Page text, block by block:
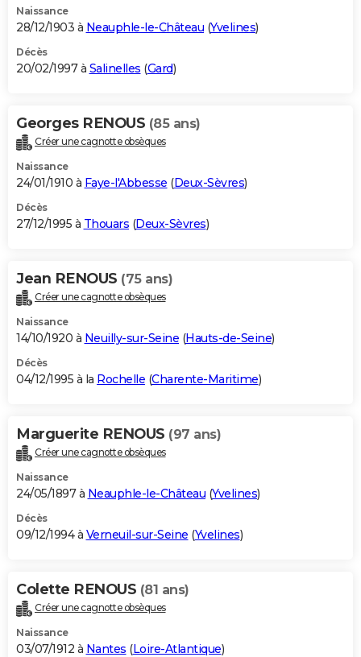
Naissance
28/12/1903 à Neauphle-le-Château (Yvelines)
Décès
20/02/1997 à Salinelles (Gard)
Georges RENOUS (85 ans)
Créer une cagnotte obsèques
Naissance
24/01/1910 à Faye-l'Abbesse (Deux-Sèvres)
Décès
27/12/1995 à Thouars (Deux-Sèvres)
Jean RENOUS (75 ans)
Créer une cagnotte obsèques
Naissance
14/10/1920 à Neuilly-sur-Seine (Hauts-de-Seine)
Décès
04/12/1995 à la Rochelle (Charente-Maritime)
Marguerite RENOUS (97 ans)
Créer une cagnotte obsèques
Naissance
24/05/1897 à Neauphle-le-Château (Yvelines)
Décès
09/12/1994 à Verneuil-sur-Seine (Yvelines)
Colette RENOUS (81 ans)
Créer une cagnotte obsèques
Naissance
03/07/1912 à Nantes (Loire-Atlantique)